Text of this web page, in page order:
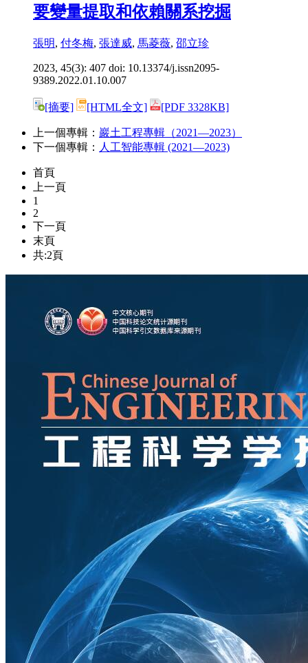
要變量提取和依賴關系挖掘
張明, 付冬梅, 張達威, 馬菱薇, 邵立珍
2023, 45(3): 407 doi: 10.13374/j.issn2095-
9389.2022.01.10.007
[摘要] [HTML全文] [PDF 3328KB]
上一個專輯： 巖土工程專輯（2021—2023）
下一個專輯： 人工智能專輯 (2021—2023)
首頁
上一頁
1
2
下一頁
末頁
共:2頁